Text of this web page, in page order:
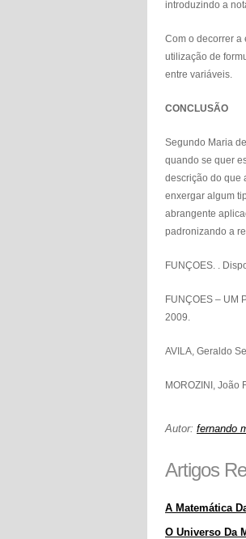
introduzindo a
Com o decorrer a
utilização de
entre variáveis.
CONCLUSÃO
Segundo Maria
quando se quer
descrição do que
enxergar algum
abrangente
padronizando a
FUNÇOES. .
FUNÇOES – UM
2009.
AVILA, Geraldo
MOROZINI, João
Autor: fernando
Artigos
A Matemática
O Universo Da